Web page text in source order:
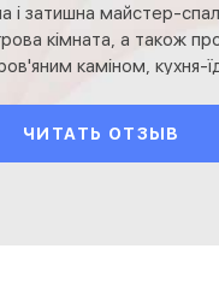
і затишна майстер-
кімната, а також
каміном, кухня-
ЧИТАТЬ ОТЗЫВ